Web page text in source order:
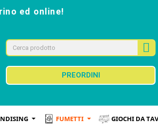
ed online!
PREORDINI
FUMETTI GIOCHI DA